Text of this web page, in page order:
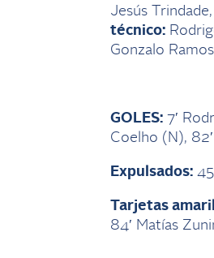
Jesús
técnico:
Gonzalo Ramos.
GOLES:7′
Coelho (N),
Expulsados:
Tarjetas
84′ Matías